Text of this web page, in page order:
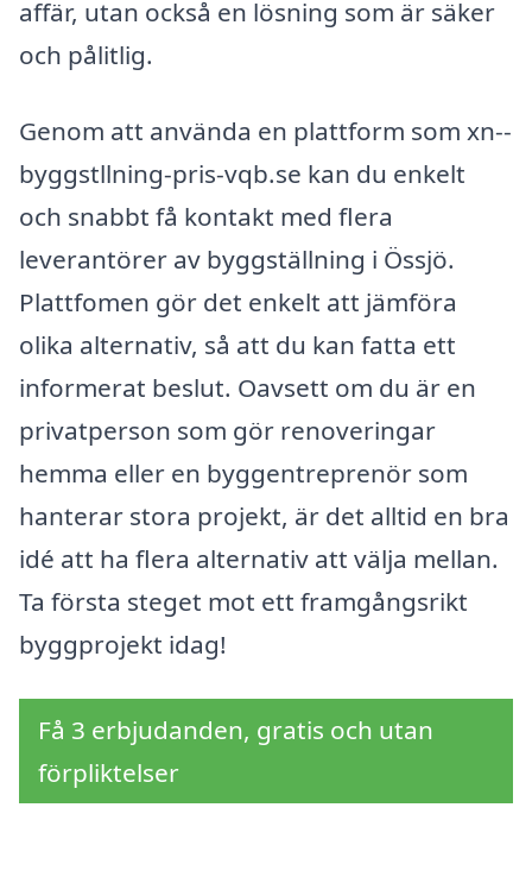
affär, utan också en lösning som är säker
och pålitlig.
Genom att använda en plattform som xn--
byggstllning-pris-vqb.se kan du enkelt
och snabbt få kontakt med flera
leverantörer av byggställning i Össjö.
Plattfomen gör det enkelt att jämföra
olika alternativ, så att du kan fatta ett
informerat beslut. Oavsett om du är en
privatperson som gör renoveringar
hemma eller en byggentreprenör som
hanterar stora projekt, är det alltid en bra
idé att ha flera alternativ att välja mellan.
Ta första steget mot ett framgångsrikt
byggprojekt idag!
Få 3 erbjudanden, gratis och utan
förpliktelser